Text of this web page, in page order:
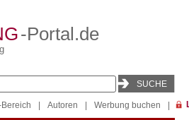
-Portal.de
Autoren Werbung buchen